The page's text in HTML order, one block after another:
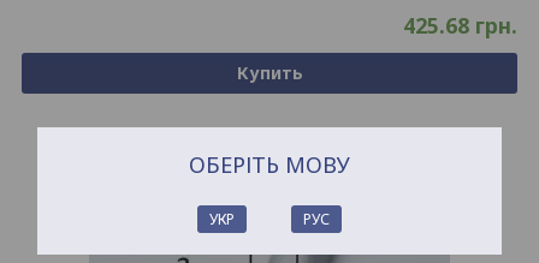
425.68 грн.
Купить
ОБЕРІТЬ МОВУ
УКР РУС